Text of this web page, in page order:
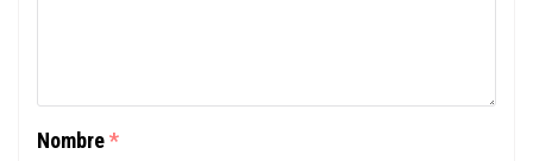
Nombre*